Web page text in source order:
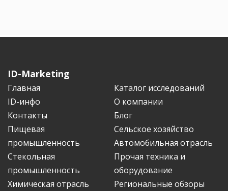
ID-Marketing
Главная
Каталог исследований
ID-инфо
О компании
Контакты
Блог
Пищевая
промышленность
Сельское хозяйство
Автомобильная отрасль
Стекольная
промышленность
Прочая техника и
оборудование
Химическая отрасль
Региональные обзоры